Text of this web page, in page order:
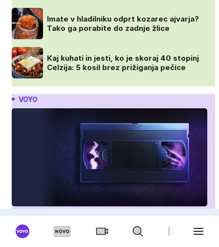
Imate v hladilniku odprt kozarec ajvarja?
Tako ga porabite do zadnje žlice
Kaj kuhati in jesti, ko je skoraj 40 stopinj
Celzija: 5 kosil brez prižiganja pečice
VOYO
Seks posnetki slavnih
Andrew Tate: Mož, ki je zmanipuliral svet